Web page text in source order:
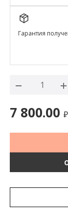
Гарантия
7 800.00 ₽